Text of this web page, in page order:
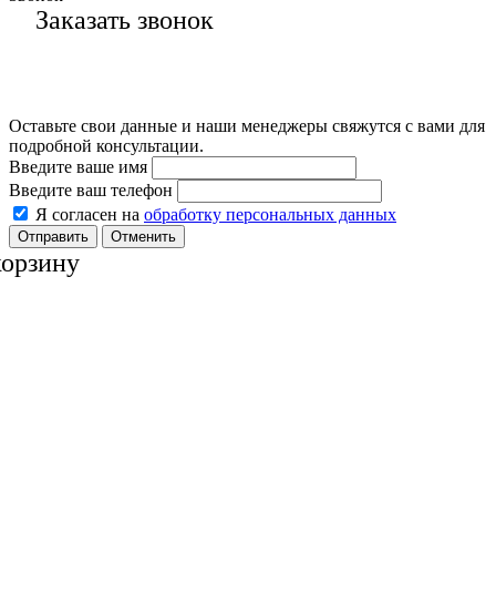
Заказать звонок
Оставьте свои данные и наши менеджеры свяжутся с вами для
подробной консультации.
Введите ваше имя
Введите ваш телефон
Я согласен на обработку персональных данных
Отменить